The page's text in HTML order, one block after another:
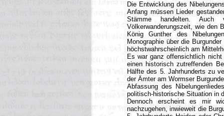
Die Entwicklung des
Anfang müssen Lieder
Stämme handelten. Auch
Völkerwanderungszeit, wie den
König Gunther des
Monographie über die
höchstwahrscheinlich am
Es war ganz offensichtlich
einen historisch zutreffenden
Hälfte des 5. Jahrhunderts zu
der Ämter am Wormser
Abfassung des
politisch-historische Situation in
Dennoch erscheint es mir
nachzugehen, inwieweit die